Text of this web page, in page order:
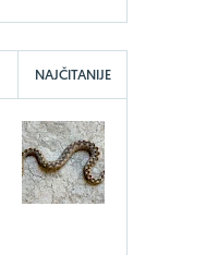
NAJČITANIJE